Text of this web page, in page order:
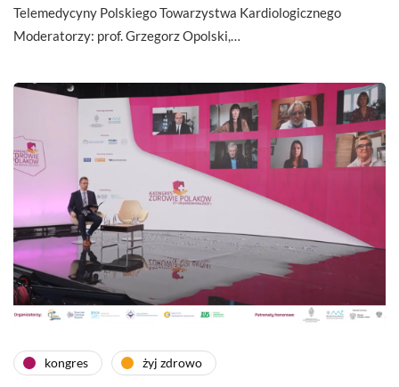
Telemedycyny Polskiego Towarzystwa Kardiologicznego
Moderatorzy: prof. Grzegorz Opolski,…
kongres żyj zdrowo